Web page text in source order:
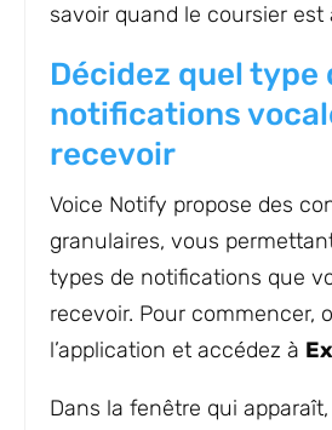
savoir quand le coursier est
Décidez quel type
notifications
recevoir
Voice Notify propose des
granulaires, vous
types de notifications que
recevoir. Pour commencer,
l’application et accédez à
Dans la fenêtre qui